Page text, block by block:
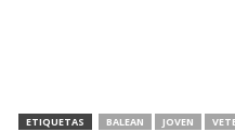
ETIQUETAS BALEAN JOVEN